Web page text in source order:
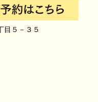
５－３５